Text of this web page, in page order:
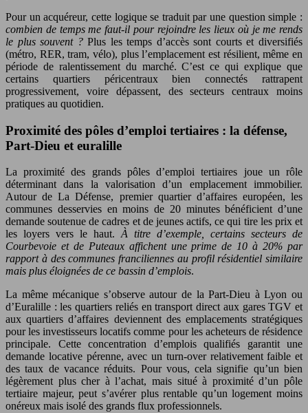
Pour un acquéreur, cette logique se traduit par une question simple :
combien de temps me faut-il pour rejoindre les lieux où je me rends
le plus souvent ?Plus les temps d’accès sont courts et diversifiés
(métro, RER, tram, vélo), plus l’emplacement est résilient, même en
période de ralentissement du marché. C’est ce qui explique que
certains quartiers péricentraux bien connectés rattrapent
progressivement, voire dépassent, des secteurs centraux moins
pratiques au quotidien.
Proximité des pôles d’emploi tertiaires : la défense,
Part-Dieu et euralille
La proximité des grands pôles d’emploi tertiaires joue un rôle
déterminant dans la valorisation d’un emplacement immobilier.
Autour de La Défense, premier quartier d’affaires européen, les
communes desservies en moins de 20 minutes bénéficient d’une
demande soutenue de cadres et de jeunes actifs, ce qui tire les prix et
les loyers vers le haut.À titre d’exemple, certains secteurs de
Courbevoie et de Puteaux affichent une prime de 10 à 20% par
rapport à des communes franciliennes au profil résidentiel similaire
mais plus éloignées de ce bassin d’emplois.
La même mécanique s’observe autour de la Part-Dieu à Lyon ou
d’Euralille : les quartiers reliés en transport direct aux gares TGV et
aux quartiers d’affaires deviennent des emplacements stratégiques
pour les investisseurs locatifs comme pour les acheteurs de résidence
principale. Cette concentration d’emplois qualifiés garantit une
demande locative pérenne, avec un turn-over relativement faible et
des taux de vacance réduits. Pour vous, cela signifie qu’un bien
légèrement plus cher à l’achat, mais situé à proximité d’un pôle
tertiaire majeur, peut s’avérer plus rentable qu’un logement moins
onéreux mais isolé des grands flux professionnels.